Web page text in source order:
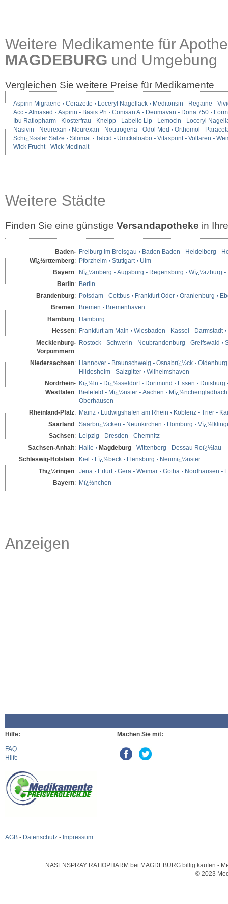
Weitere Medikamente für
MAGDEBURG und Umgebung
Vergleichen Sie weitere Preise für Medikamente
Aspirin Migraene Cerazette Loceryl Nagellack Meditonsin Regaine
Acc
Almased Aspirin Basis Ph Conisan A Deumavan Dona 750
Ibu Ratiopharm
Klosterfrau Kneipp Labello Lip Lemocin
Loceryl
Nasivin
Neurexan Neurexan Neutrogena Odol Med Orthomol
Schï¿½ssler Salze
Silomat Talcid Umckaloabo Vitasprint Voltaren
Wick Frucht
Wick Medinait
Weitere Städte
Finden Sie eine günstige Versandapotheke in
Baden-
Wï¿½rttemberg:
Freiburg im Breisgau Baden Baden Heidelberg
Pforzheim
Stuttgart
Ulm
Bayern: Nï¿½rnberg Augsburg Regensburg Wï¿½rzburg
Berlin: Berlin
Brandenburg: Potsdam Cottbus Frankfurt Oder Oranienburg
Bremen: Bremen
Bremenhaven
Hamburg: Hamburg
Hessen: Frankfurt am Main Wiesbaden Kassel
Darmstadt
Mecklenburg-
Vorpommern:
Rostock Schwerin Neubrandenburg Greifswald
Niedersachsen: Hannover Braunschweig Osnabrï¿½ck
Oldenburg
Hildesheim
Salzgitter
Wilhelmshaven
Nordrhein-
Westfalen:
Kï¿½ln Dï¿½sseldorf Dortmund Essen
Duisburg
Bielefeld
Mï¿½nster Aachen
Mï¿½nchengladbach
Oberhausen
Rheinland-Pfalz: Mainz Ludwigshafen am Rhein Koblenz Trier
Saarland: Saarbrï¿½cken Neunkirchen Homburg
Sachsen: Leipzig Dresden
Chemnitz
Sachsen-Anhalt: Halle Magdeburg Wittenberg
Dessau Roï¿½lau
Schleswig-Holstein: Kiel Lï¿½beck Flensburg
Neumï¿½nster
Thï¿½ringen: Jena Erfurt Gera Weimar Gotha Nordhausen
Bayern: Mï¿½nchen
Anzeigen
Hilfe:
FAQ
Hilfe
AGB - Datenschutz - Impressum
Machen Sie mit:
NASENSPRAY RATIOPHARM bei MAGDEBURG billig kaufen -
© 2023